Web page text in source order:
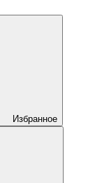
Избранное